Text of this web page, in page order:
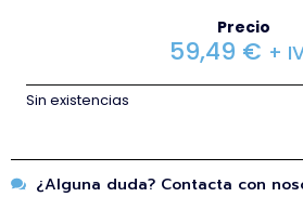
Precio
59,49 € +
Sin existencias
¿Alguna duda? Contacta con